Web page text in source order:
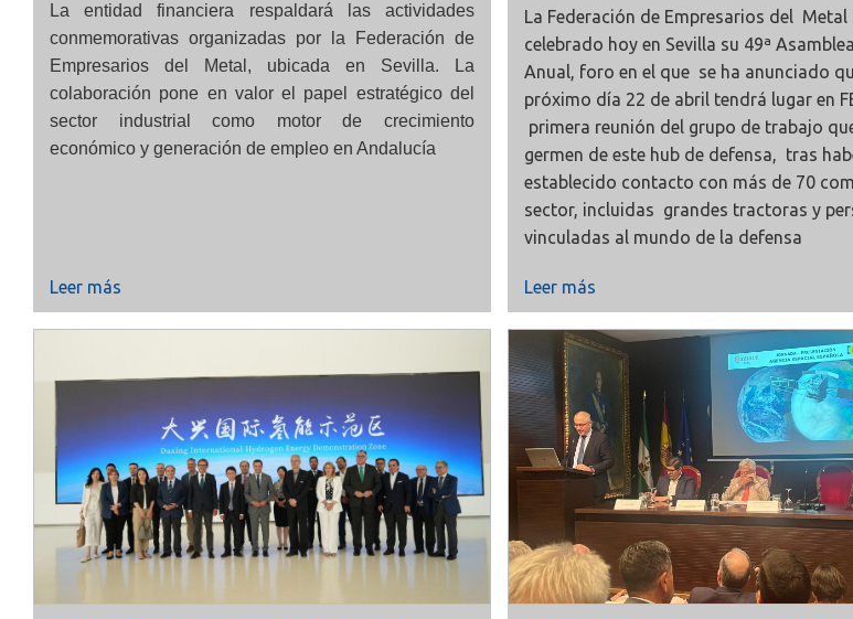
La entidad financiera respaldará las actividades
conmemorativas organizadas por la Federación de
Empresarios del Metal, ubicada en Sevilla. La
colaboración pone en valor el papel estratégico del
sector industrial como motor de crecimiento
económico y generación de empleo en Andalucía
Leer más
La Federación de Empresarios del Metal
celebrado hoy en Sevilla su 49ª
Anual, foro en el que se ha anunciado
próximo día 22 de abril tendrá lugar en
primera reunión del grupo de trabajo
germen de este hub de defensa, tras
establecido contacto con más de 70
sector, incluidas grandes tractoras y
vinculadas al mundo de la defensa
Leer más